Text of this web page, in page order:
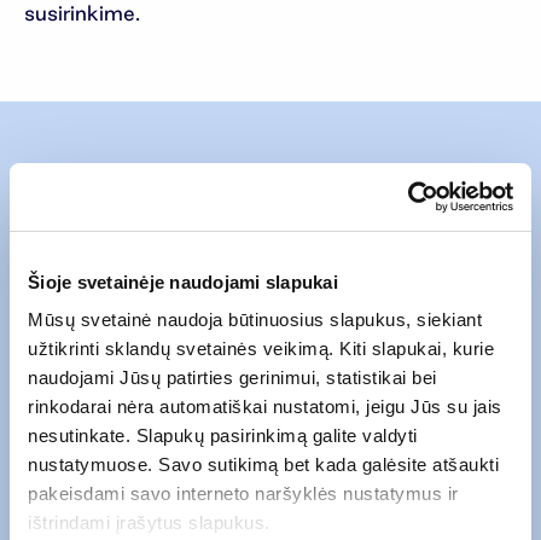
Šioje svetainėje naudojami slapukai
Mūsų svetainė naudoja būtinuosius slapukus, siekiant
užtikrinti sklandų svetainės veikimą. Kiti slapukai, kurie
naudojami Jūsų patirties gerinimui, statistikai bei
rinkodarai nėra automatiškai nustatomi, jeigu Jūs su jais
nesutinkate. Slapukų pasirinkimą galite valdyti
nustatymuose. Savo sutikimą bet kada galėsite atšaukti
pakeisdami savo interneto naršyklės nustatymus ir
ištrindami įrašytus slapukus.
susirinkime.
Susisiekite su mumis